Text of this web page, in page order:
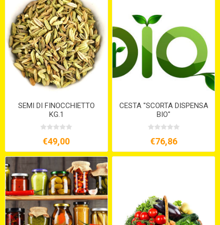
SEMI DI FINOCCHIETTO
KG.1
€49,00
CESTA "SCORTA DISPENSA
BIO"
€76,86